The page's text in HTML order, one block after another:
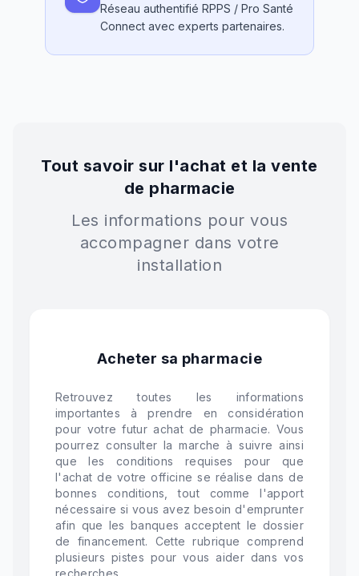
Réseau authentifié RPPS / Pro Santé
Connect avec experts partenaires.
Tout savoir sur l'achat et la vente
de pharmacie
Les informations pour vous
accompagner dans votre
installation
Acheter sa pharmacie
Retrouvez toutes les informations
importantes à prendre en considération
pour votre futur achat de pharmacie. Vous
pourrez consulter la marche à suivre ainsi
que les conditions requises pour que
l'achat de votre officine se réalise dans de
bonnes conditions, tout comme l'apport
nécessaire si vous avez besoin d'emprunter
afin que les banques acceptent le dossier
de financement. Cette rubrique comprend
plusieurs pistes pour vous aider dans vos
recherches.